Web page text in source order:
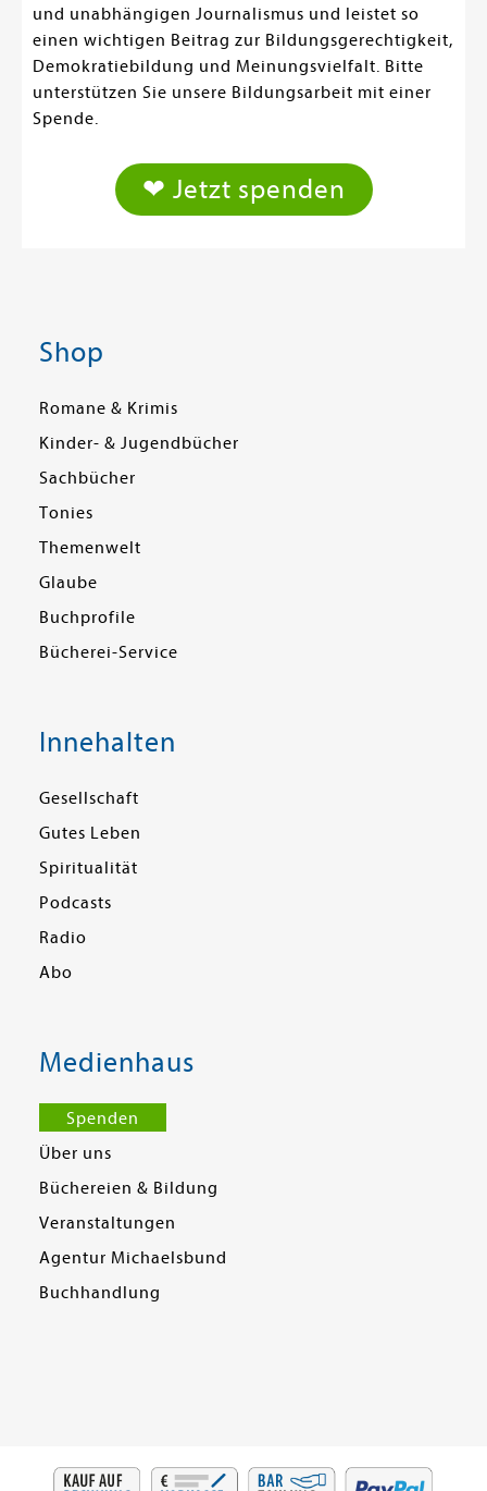
und unabhängigen Journalismus und leistet so
einen wichtigen Beitrag zur Bildungsgerechtigkeit,
Demokratiebildung und Meinungsvielfalt. Bitte
unterstützen Sie unsere Bildungsarbeit mit einer
Spende.
❤ Jetzt spenden
Shop
Romane & Krimis
Kinder- & Jugendbücher
Sachbücher
Tonies
Themenwelt
Glaube
Buchprofile
Bücherei-Service
Innehalten
Gesellschaft
Gutes Leben
Spiritualität
Podcasts
Radio
Abo
Medienhaus
Spenden
Über uns
Büchereien & Bildung
Veranstaltungen
Agentur Michaelsbund
Buchhandlung